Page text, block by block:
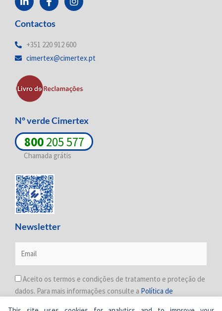
i
n
k
d
n
i
n
a
c
e
o
k
n
s
g
a
Contactos
+351 220 912 600
cimertex@cimertex.pt
Nº verde Cimertex
800205 577
Chamada grátis
Newsletter
Aceito os termos e condições de tratamento e proteção de
dados. Para mais informações consulte a Política de